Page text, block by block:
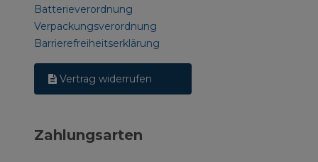
Batterieverordnung
Verpackungsverordnung
Barrierefreiheitserklärung
Vertrag widerrufen
Zahlungsarten